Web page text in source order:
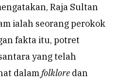
Raja Sultan
ialah seorang perokok
fakta itu, potret
yang telah
dalamfolklore dan